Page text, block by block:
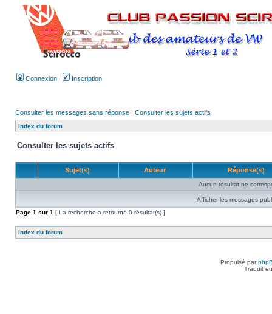
Connexion Inscription
Consulter les messages sans réponse | Consulter les sujets actifs
Index du forum
Consulter les sujets actifs
Sujet(s) Auteur Réponse(s)
Aucun résultat ne
Afficher les messages
Page 1 sur 1 [ La recherche a retourné 0 résultat(s) ]
Index du forum
Propulsé par
Traduit